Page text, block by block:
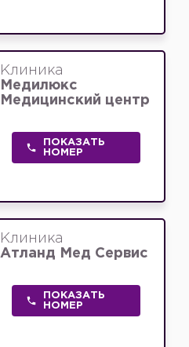
Клиника
Медилюкс
Медицинский центр
ПОКАЗАТЬ
НОМЕР
Клиника
Атланд Мед Сервис
ПОКАЗАТЬ
НОМЕР